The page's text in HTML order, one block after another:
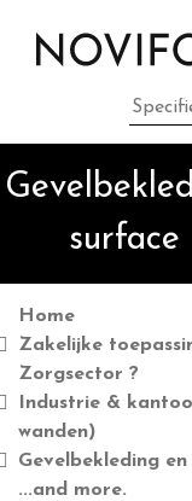
surface
Home
Zakelijke
Zorgsector ?
Industrie &
wanden)
Gevelbekleding
...and more.